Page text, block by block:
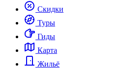
Скидки
Туры
Гиды
Карта
Жильё